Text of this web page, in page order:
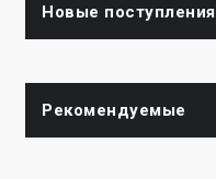
Новые поступления
Рекомендуемые